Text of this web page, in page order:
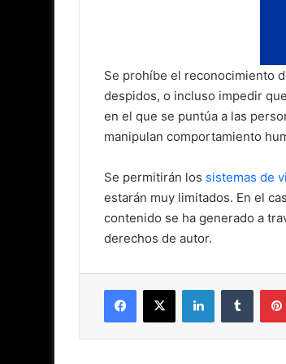
Se prohíbe el reconocimiento
despidos, o incluso impedir
en el que se puntúa a las
manipulan comportamiento
Se permitirán los sistemas de
estarán muy limitados. En el
contenido se ha generado a
derechos de autor.
Facebook
X LinkedInTumblr